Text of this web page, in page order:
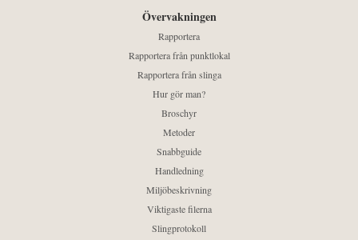
Övervakningen
Rapportera
Rapportera från punktlokal
Rapportera från slinga
Hur gör man?
Broschyr
Metoder
Snabbguide
Handledning
Miljöbeskrivning
Viktigaste filerna
Slingprotokoll